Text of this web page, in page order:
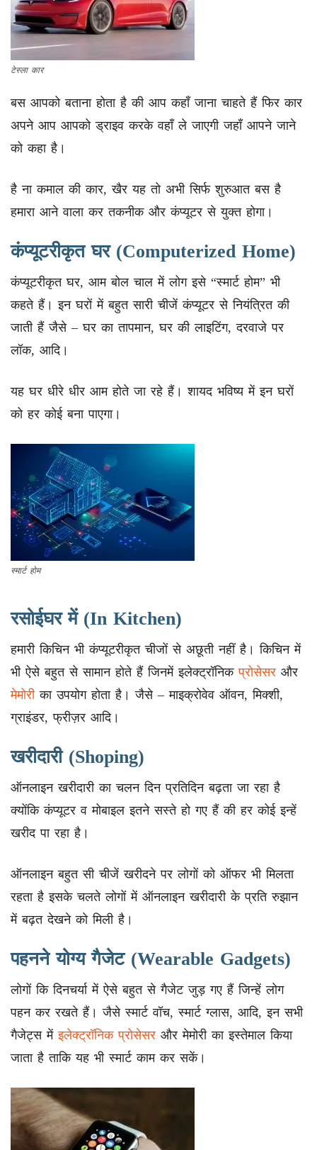
टेस्ला कार
बस आपको बताना होता है की आप कहाँ जाना चाहते हैं फिर कार
अपने आप आपको ड्राइव करके वहाँ ले जाएगी जहाँ आपने जाने
को कहा है।
है ना कमाल की कार, खैर यह तो अभी सिर्फ शुरुआत बस है
हमारा आने वाला कर तकनीक और कंप्यूटर से युक्त होगा।
कंप्यूटरीकृत घर (Computerized Home)
कंप्यूटरीकृत घर, आम बोल चाल में लोग इसे “स्मार्ट होम” भी
कहते हैं। इन घरों में बहुत सारी चीजें कंप्यूटर से नियंत्रित की
जाती हैं जैसे – घर का तापमान, घर की लाइटिंग, दरवाजे पर
लॉक, आदि।
यह घर धीरे धीर आम होते जा रहे हैं। शायद भविष्य में इन घरों
को हर कोई बना पाएगा।
स्मार्ट होम
रसोईघर में (In Kitchen)
हमारी किचिन भी कंप्यूटरीकृत चीजों से अछूती नहीं है। किचिन में
भी ऐसे बहुत से सामान होते हैं जिनमें इलेक्ट्रॉनिकप्रोसेसर और
मेमोरीका उपयोग होता है। जैसे – माइक्रोवेव ऑवन, मिक्शी,
ग्राइंडर, फ्रीज़र आदि।
खरीदारी (Shoping)
ऑनलाइन खरीदारी का चलन दिन प्रतिदिन बढ़ता जा रहा है
क्योंकि कंप्यूटर व मोबाइल इतने सस्ते हो गए हैं की हर कोई इन्हें
खरीद पा रहा है।
ऑनलाइन बहुत सी चीजें खरीदने पर लोगों को ऑफर भी मिलता
रहता है इसके चलते लोगों में ऑनलाइन खरीदारी के प्रति रुझान
में बढ़त देखने को मिली है।
पहनने योग्य गैजेट (Wearable Gadgets)
लोगों कि दिनचर्या में ऐसे बहुत से गैजेट जुड़ गए हैं जिन्हें लोग
पहन कर रखते हैं। जैसे स्मार्ट वॉच, स्मार्ट ग्लास, आदि, इन सभी
गैजेट्स मेंइलेक्ट्रॉनिक प्रोसेसर और मेमोरी का इस्तेमाल किया
जाता है ताकि यह भी स्मार्ट काम कर सकें।